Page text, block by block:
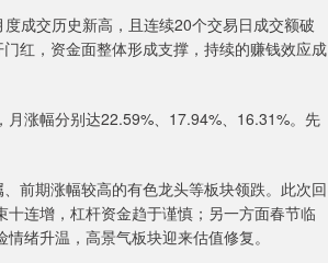
成交历史新高，且连续20个交易日成交额破
红，资金面整体形成支撑，持续的赚钱效应成
涨幅分别达22.59%、17.94%、16.31%。先
前期涨幅较高的有色龙头等板块领跌。此次回
连增，杠杆资金趋于谨慎；另一方面春节临
绪升温，高景气板块迎来估值修复。